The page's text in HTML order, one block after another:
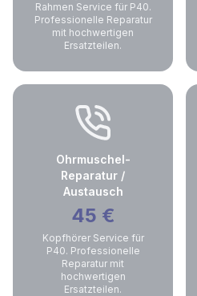
Rahmen Service für P40.
Professionelle Reparatur
mit hochwertigen
Ersatzteilen.
Ohrmuschel-
Reparatur /
Austausch
45 €
Kopfhörer Service für
P40. Professionelle
Reparatur mit
hochwertigen
Ersatzteilen.